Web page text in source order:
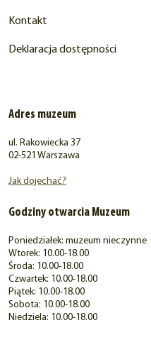
Kontakt
Deklaracja dostępności
Adres muzeum
ul. Rakowiecka 37
02-521 Warszawa
Jak dojechać?
Godziny otwarcia Muzeum
Poniedziałek: muzeum nieczynne
Wtorek: 10.00-18.00
Środa: 10.00-18.00
Czwartek: 10.00-18.00
Piątek: 10.00-18.00
Sobota: 10.00-18.00
Niedziela: 10.00-18.00